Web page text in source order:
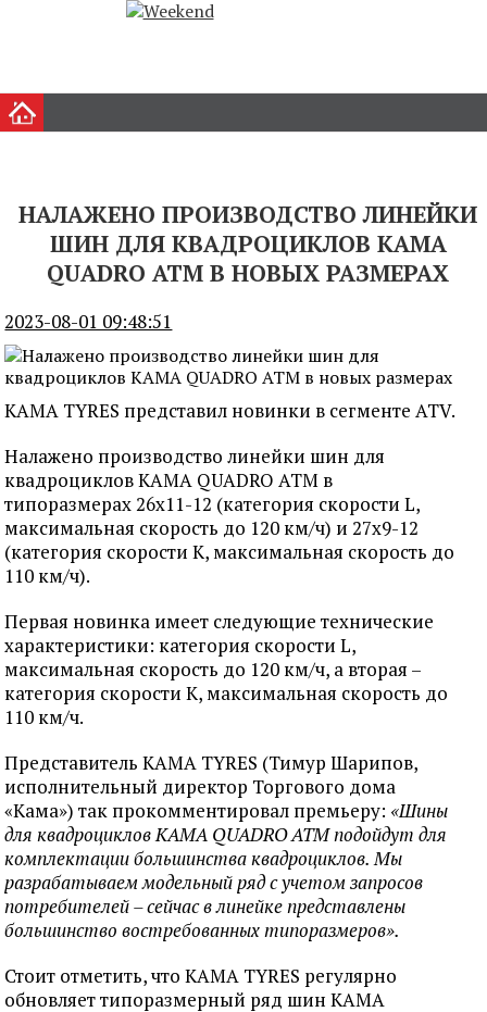
НАЛАЖЕНО ПРОИЗВОДСТВО ЛИНЕЙКИ
ШИН ДЛЯ КВАДРОЦИКЛОВ КАМА
QUADRO ATM В НОВЫХ РАЗМЕРАХ
2023-08-01 09:48:51
KAMA TYRES представил новинки в сегменте ATV.
Налажено производство линейки шин для
квадроциклов КАМА QUADRO ATM в
типоразмерах 26х11-12 (категория скорости L,
максимальная скорость до 120 км/ч) и 27х9-12
(категория скорости K, максимальная скорость до
110 км/ч).
Первая новинка имеет следующие технические
характеристики: категория скорости L,
максимальная скорость до 120 км/ч, а вторая –
категория скорости K, максимальная скорость до
110 км/ч.
Представитель KAMA TYRES (Тимур Шарипов,
исполнительный директор Торгового дома
«Кама») так прокомментировал премьеру: «Шины
для квадроциклов КАМА QUADRO ATM подойдут для
комплектации большинства квадроциклов. Мы
разрабатываем модельный ряд с учетом запросов
потребителей – сейчас в линейке представлены
большинство востребованных типоразмеров».
Стоит отметить, что KAMA TYRES регулярно
обновляет типоразмерный ряд шин КАМА